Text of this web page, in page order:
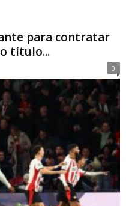
para contratar
título...
0